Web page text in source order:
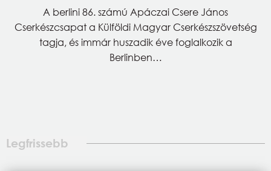
A berlini 86. számú Apáczai Csere János
Cserkészcsapat a Külföldi Magyar Cserkészszövetség
tagja, és immár huszadik éve foglalkozik a
Berlinben…
Legfrissebb